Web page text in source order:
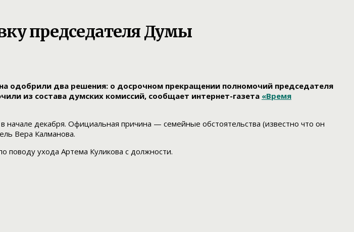
председателя Думы
одобрили два решения: о досрочном прекращении полномочий председателя
из состава думских комиссий, сообщает интернет-газета «Время
декабря. Официальная причина — семейные обстоятельства (известно что он
Вера Калманова.
поводу ухода Артема Куликова с должности.